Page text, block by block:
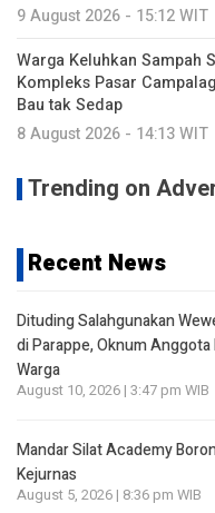
9 August 2026 - 15:12 WIT
Warga Keluhkan Sampah
Kompleks Pasar
Bau tak Sedap
8 August 2026 - 14:13 WIT
Trending on
Recent News
Dituding Salahgunakan
di Parappe, Oknum
Warga
August 10, 2026 | 3:47 pm WIB
Mandar Silat Academy
Kejurnas
August 5, 2026 | 8:36 pm WIB